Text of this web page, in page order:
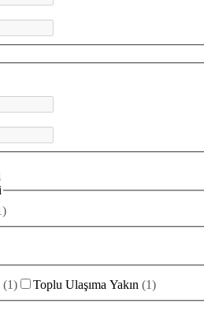
)
(1) Toplu Ulaşıma Yakın (1)